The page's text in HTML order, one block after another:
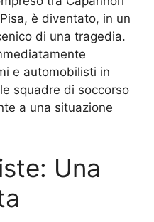
è diventato, in un
di una tragedia.
e automobilisti in
squadre di soccorso
a una situazione
Una